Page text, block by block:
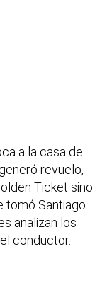
a la casa de
revuelo,
Ticket sino
tomó Santiago
analizan los
conductor.